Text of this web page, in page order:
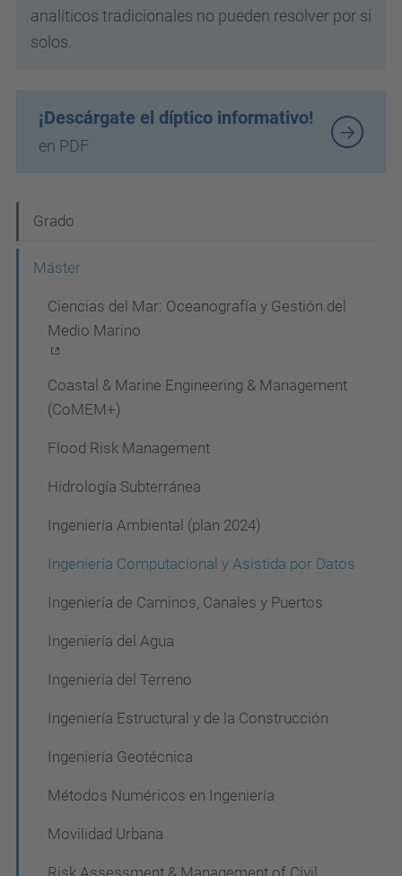
analíticos tradicionales no pueden resolver por si
solos.
¡Descárgate el díptico informativo!
en PDF
a
Grado
Máster
Ciencias del Mar: Oceanografía y Gestión del
Medio Marino
Coastal & Marine Engineering & Management
(CoMEM+)
Flood Risk Management
Hidrología Subterránea
Ingeniería Ambiental (plan 2024)
Ingeniería Computacional y Asistida por Datos
Ingeniería de Caminos, Canales y Puertos
Ingeniería del Agua
Ingeniería del Terreno
Ingeniería Estructural y de la Construcción
Ingeniería Geotécnica
Métodos Numéricos en Ingeniería
Movilidad Urbana
Risk Assessment & Management of Civil